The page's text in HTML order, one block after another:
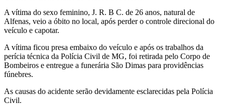
A vítima do sexo feminino, J. R. B C. de 26 anos, natural de
Alfenas, veio a óbito no local, após perder o controle direcional do
veículo e capotar.
A vítima ficou presa embaixo do veículo e após os trabalhos da
perícia técnica da Polícia Civil de MG, foi retirada pelo Corpo de
Bombeiros e entregue a funerária São Dimas para providências
fúnebres.
As causas do acidente serão devidamente esclarecidas pela Polícia
Civil.